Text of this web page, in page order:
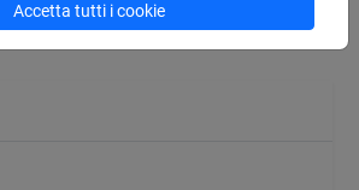
Accetta tutti i cookie